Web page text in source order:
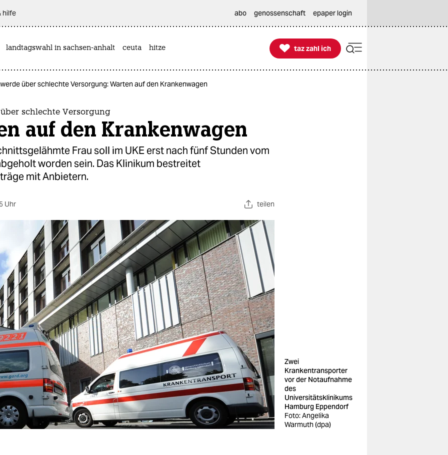
hilfe abo genossenschaft epaper login
landtagswahl in sachsen-anhalt ceuta hitze 
taz zahl ich
taz zahl ich
über schlechte Versorgung: Warten auf den Krankenwagen
schlechte Versorgung
auf den Krankenwagen
Frau soll im UKE erst nach fünf Stunden vom
worden sein. Das Klinikum bestreitet
mit Anbietern.
Uhr teilen
Zwei
Krankentransporter
vor der Notaufnahme
des
Universitätsklinikums
Hamburg Eppendorf
Foto: Angelika
Warmuth (dpa)